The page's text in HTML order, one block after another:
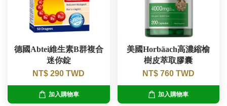
德國Abtei維生素B群複合
迷你錠
NT$ 290 TWD
加入購物車
美國Horbäach高濃縮榆
樹皮萃取膠囊
NT$ 760 TWD
加入購物車